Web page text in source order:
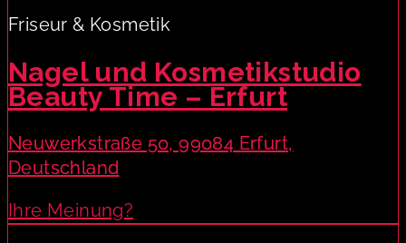
Friseur & Kosmetik
Nagel und Kosmetikstudio
Beauty Time – Erfurt
Neuwerkstraße 50, 99084 Erfurt,
Deutschland
Ihre Meinung?